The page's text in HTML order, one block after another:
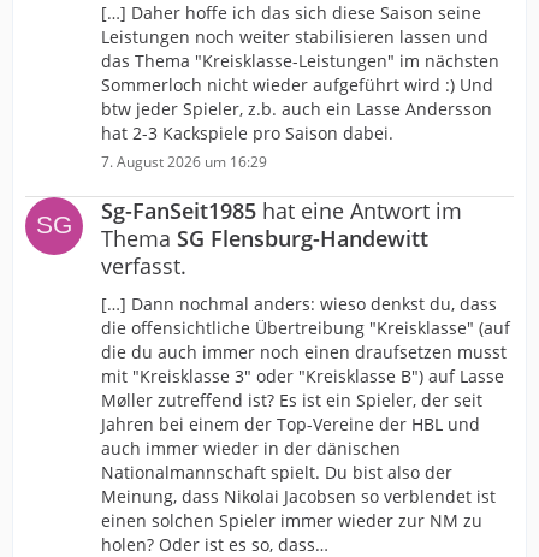
[…] Daher hoffe ich das sich diese Saison seine
Leistungen noch weiter stabilisieren lassen und
das Thema "Kreisklasse-Leistungen" im nächsten
Sommerloch nicht wieder aufgeführt wird :) Und
btw jeder Spieler, z.b. auch ein Lasse Andersson
hat 2-3 Kackspiele pro Saison dabei.
7. August 2026 um 16:29
Sg-FanSeit1985 hat eine Antwort im
Thema SG Flensburg-Handewitt
verfasst.
[…] Dann nochmal anders: wieso denkst du, dass
die offensichtliche Übertreibung "Kreisklasse" (auf
die du auch immer noch einen draufsetzen musst
mit "Kreisklasse 3" oder "Kreisklasse B") auf Lasse
Møller zutreffend ist? Es ist ein Spieler, der seit
Jahren bei einem der Top-Vereine der HBL und
auch immer wieder in der dänischen
Nationalmannschaft spielt. Du bist also der
Meinung, dass Nikolai Jacobsen so verblendet ist
einen solchen Spieler immer wieder zur NM zu
holen? Oder ist es so, dass…